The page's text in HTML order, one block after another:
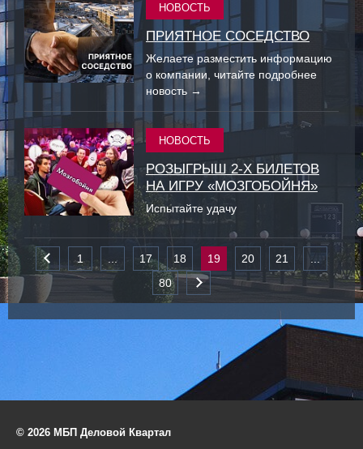
НОВОСТЬ
ПРИЯТНОЕ СОСЕДСТВО
Желаете разместить информацию
о компании, читайте подробнее
новость →
НОВОСТЬ
РОЗЫГРЫШ 2-Х БИЛЕТОВ
НА ИГРУ «МОЗГОБОЙНЯ»
Испытайте удачу
1 ... 17 18 19 20 21
80
© 2026 МБП Деловой Квартал